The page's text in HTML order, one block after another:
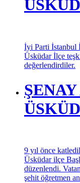
İyi Parti İstanbul
Üsküdar İlçe
değerlendirdiler.
9 yıl önce
Üsküdar ilçe
düzenlendi.
şehit öğretmen